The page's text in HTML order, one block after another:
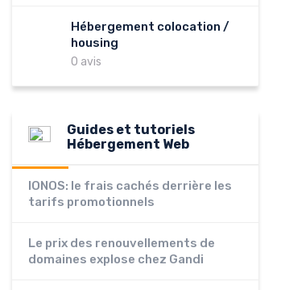
Hébergement colocation /
housing
0 avis
Guides et tutoriels
Hébergement Web
IONOS: le frais cachés derrière les
tarifs promotionnels
Le prix des renouvellements de
domaines explose chez Gandi